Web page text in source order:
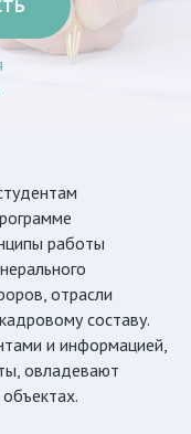
работы
отрасли
составу.
и информацией,
овладевают